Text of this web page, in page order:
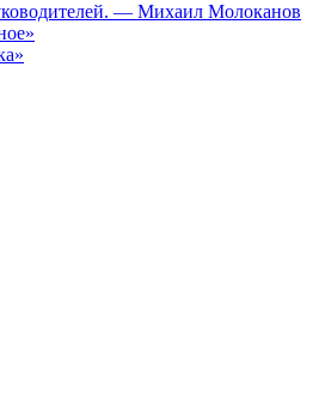
— Михаил Молоканов